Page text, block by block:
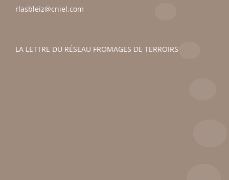
rlasbleiz@cniel.com
LA LETTRE DU RÉSEAU FROMAGES DE TERROIRS